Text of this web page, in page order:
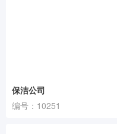
保洁公司
编号：10251